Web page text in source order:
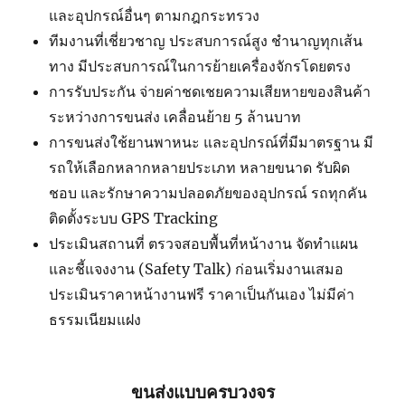
และอุปกรณ์อื่นๆ ตามกฎกระทรวง
ทีมงานที่เชี่ยวชาญ ประสบการณ์สูง ชำนาญทุกเส้น
ทาง มีประสบการณ์ในการย้ายเครื่องจักรโดยตรง
การรับประกัน จ่ายค่าชดเชยความเสียหายของสินค้า
ระหว่างการขนส่ง เคลื่อนย้าย 5 ล้านบาท
การขนส่งใช้ยานพาหนะ และอุปกรณ์ที่มีมาตรฐาน มี
รถให้เลือกหลากหลายประเภท หลายขนาด รับผิด
ชอบ และรักษาความปลอดภัยของอุปกรณ์ รถทุกคัน
ติดตั้งระบบ GPS Tracking
ประเมินสถานที่ ตรวจสอบพื้นที่หน้างาน จัดทำแผน
และชี้แจงงาน (Safety Talk) ก่อนเริ่มงานเสมอ
ประเมินราคาหน้างานฟรี ราคาเป็นกันเอง ไม่มีค่า
ธรรมเนียมแฝง
ขนส่งแบบครบวงจร